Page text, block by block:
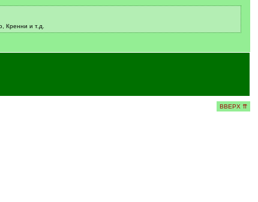
Кренни и т.д.
ВВЕРХ ⇈